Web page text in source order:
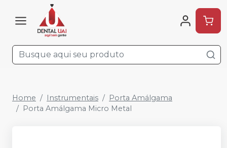
Home Instrumentais
Porta Amálgama
Porta Amálgama Micro Metal